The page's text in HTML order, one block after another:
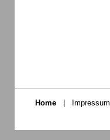
Home Impressum